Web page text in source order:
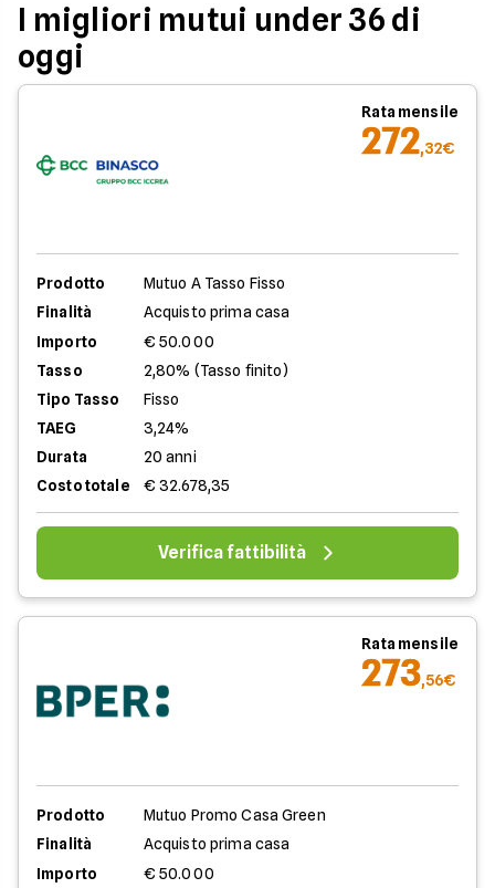
I migliori mutui under 36 di
oggi
Rata mensile
272,32€
Prodotto
Mutuo A Tasso Fisso
Finalità
Acquisto prima casa
Importo
€ 50.000
Tasso
2,80% (Tasso finito)
Tipo Tasso
Fisso
TAEG
3,24%
Durata
20 anni
Costo totale
€ 32.678,35
Verifica fattibilità
Rata mensile
273,56€
Prodotto
Mutuo Promo Casa Green
Finalità
Acquisto prima casa
Importo
€ 50.000